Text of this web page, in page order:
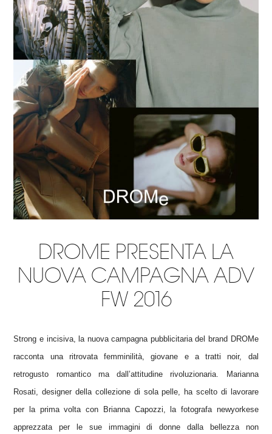
DROME PRESENTA LA
NUOVA CAMPAGNA ADV
FW 2016
Strong e incisiva, la nuova campagna pubblicitaria del brand DROMe
racconta una ritrovata femminilità, giovane e a tratti noir, dal
retrogusto romantico ma dall’attitudine rivoluzionaria. Marianna
Rosati, designer della collezione di sola pelle, ha scelto di lavorare
per la prima volta con Brianna Capozzi, la fotografa newyorkese
apprezzata per le sue immagini di donne dalla bellezza non